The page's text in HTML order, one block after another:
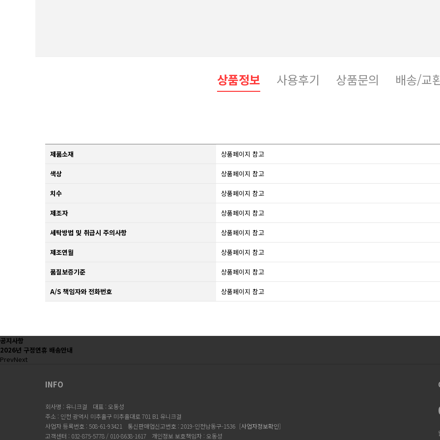
상품정보 사용후기 상품문의 배송/교
제품소재 상품페이지 참고
색상 상품페이지 참고
치수 상품페이지 참고
제조자 상품페이지 참고
세탁방법 및 취급시 주의사항 상품페이지 참고
제조연월 상품페이지 참고
품질보증기준 상품페이지 참고
A/S 책임자와 전화번호 상품페이지 참고
공지사항
2026년 구정연휴 배송안내
PrevNext
INFO
회사명 : 유니크걸
대표 : 오동성
주소 : 인천 광역시 미추홀구 미추홀대로 701 B1 유니크걸
사업자 등록번호 : 508-61-93421
통신판매업신고번호 : 2019-인천남동구-1536 [사업자정보확인]
고객센터 : 032-875-5778 / 010-8638-1617
개인정보 보호책임자 : 오동성